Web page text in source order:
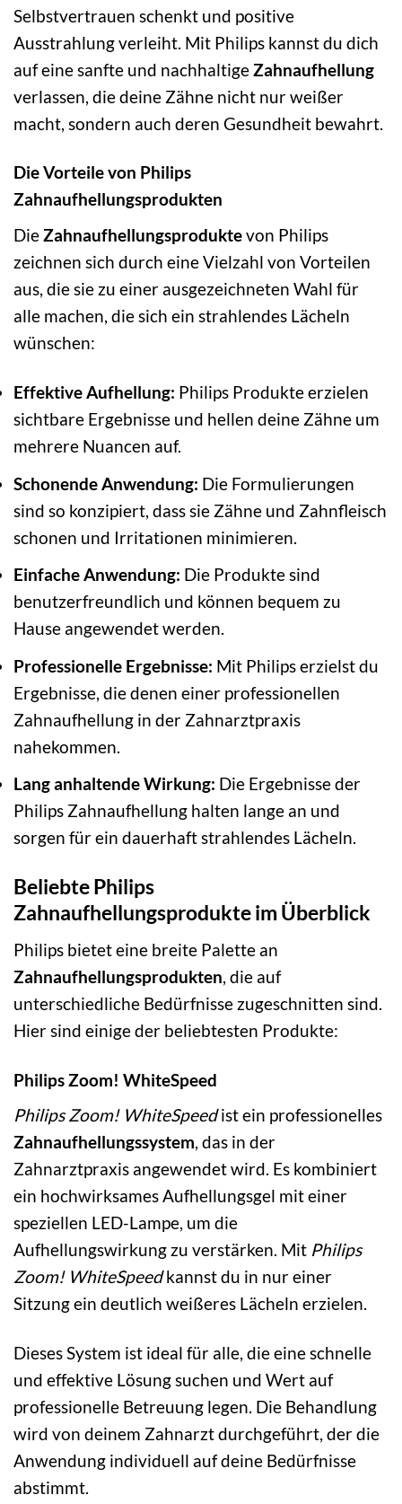
Selbstvertrauen schenkt und positive
Ausstrahlung verleiht. Mit Philips kannst du dich
auf eine sanfte und nachhaltige Zahnaufhellung
verlassen, die deine Zähne nicht nur weißer
macht, sondern auch deren Gesundheit bewahrt.
Die Vorteile von Philips
Zahnaufhellungsprodukten
DieZahnaufhellungsproduktevon Philips
zeichnen sich durch eine Vielzahl von Vorteilen
aus, die sie zu einer ausgezeichneten Wahl für
alle machen, die sich ein strahlendes Lächeln
wünschen:
Effektive Aufhellung: Philips Produkte erzielen
sichtbare Ergebnisse und hellen deine Zähne um
mehrere Nuancen auf.
Schonende Anwendung: Die Formulierungen
sind so konzipiert, dass sie Zähne und Zahnfleisch
schonen und Irritationen minimieren.
Einfache Anwendung: Die Produkte sind
benutzerfreundlich und können bequem zu
Hause angewendet werden.
Professionelle Ergebnisse: Mit Philips erzielst du
Ergebnisse, die denen einer professionellen
Zahnaufhellung in der Zahnarztpraxis
nahekommen.
Lang anhaltende Wirkung: Die Ergebnisse der
Philips Zahnaufhellung halten lange an und
sorgen für ein dauerhaft strahlendes Lächeln.
Beliebte Philips
Zahnaufhellungsprodukte im Überblick
Philips bietet eine breite Palette an
Zahnaufhellungsprodukten , die auf
unterschiedliche Bedürfnisse zugeschnitten sind.
Hier sind einige der beliebtesten Produkte:
Philips Zoom! WhiteSpeed
Philips Zoom! WhiteSpeedist ein professionelles
Zahnaufhellungssystem, das in der
Zahnarztpraxis angewendet wird. Es kombiniert
ein hochwirksames Aufhellungsgel mit einer
speziellen LED-Lampe, um die
Aufhellungswirkung zu verstärken. Mit Philips
Zoom! WhiteSpeedkannst du in nur einer
Sitzung ein deutlich weißeres Lächeln erzielen.
Dieses System ist ideal für alle, die eine schnelle
und effektive Lösung suchen und Wert auf
professionelle Betreuung legen. Die Behandlung
wird von deinem Zahnarzt durchgeführt, der die
Anwendung individuell auf deine Bedürfnisse
abstimmt.